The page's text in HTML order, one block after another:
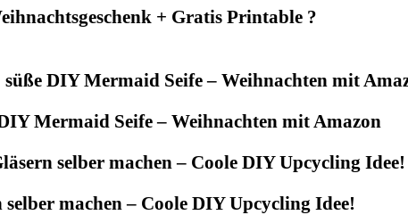
+ Gratis Printable ?
Mermaid Seife – Weihnachten mit Amazon
machen – Coole DIY Upcycling Idee!